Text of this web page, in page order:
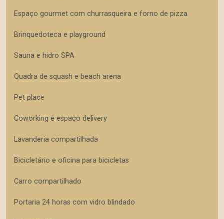
Espaço gourmet com churrasqueira e forno de pizza
Brinquedoteca e playground
Sauna e hidro SPA
Quadra de squash e beach arena
Pet place
Coworking e espaço delivery
Lavanderia compartilhada
Bicicletário e oficina para bicicletas
Carro compartilhado
Portaria 24 horas com vidro blindado